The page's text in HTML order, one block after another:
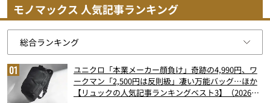
モノマックス 人気記事ランキング
ユニクロ「本業メーカー顔負け」奇跡の4,990円、ワ
ークマン「2,500円は反則級」凄い万能バッグ…ほか
【リュックの人気記事ランキングベスト3】（2026年